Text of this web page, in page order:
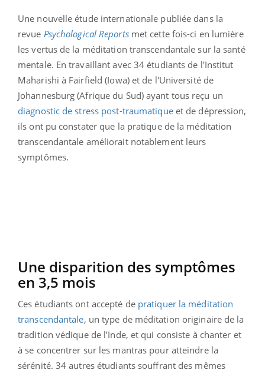
Une nouvelle étude internationale publiée dans la
revue Psychological Reportsmet cette fois-ci en lumière
les vertus de la méditation transcendantale sur la santé
mentale. En travaillant avec 34 étudiants de l'Institut
Maharishi à Fairfield (Iowa) et de l'Université de
Johannesburg (Afrique du Sud) ayant tous reçu un
diagnostic de stress post-traumatiqueet de dépression,
ils ont pu constater que la pratique de la méditation
transcendantale améliorait notablement leurs
symptômes.
Une disparition des symptômes
en 3,5 mois
Ces étudiants ont accepté de pratiquer la méditation
transcendantale, un type de méditation originaire de la
tradition védique de l’Inde, et qui consiste à chanter et
à se concentrer sur les mantras pour atteindre la
sérénité. 34 autres étudiants souffrant des mêmes